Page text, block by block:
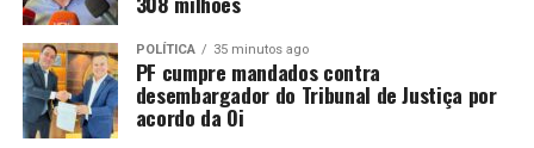
MAIOR
NÚMERO RESPIRATÓRIA
UP NEXT
Unidades de saúde do Rio terão placas com textos
críticos ao aborto
POLÍTICA 35 minutos ago
PF cumpre mandados contra
desembargador do Tribunal de Justiça por
acordo da Oi